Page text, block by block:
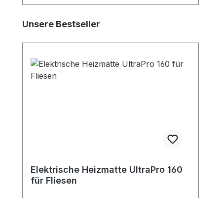
Produktgalerie überspringen
Unsere Bestseller
Elektrische Heizmatte UltraPro 160
für Fliesen